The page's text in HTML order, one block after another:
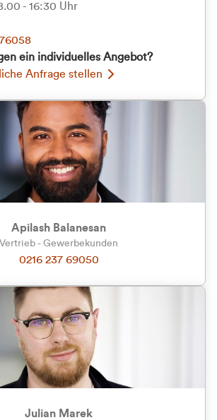
Kundengruppe
gehören Sie?
Privatkunde (inkl. MwSt.)
(exkl. MwSt.)
- 16:30 Uhr
ein individuelles Angebot?
Anfrage stellen
Apilash Balanesan
Vertrieb - Gewerbekunden
0216 237 69050
Julian Marek